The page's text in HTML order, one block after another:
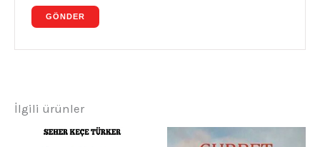
İlgili ürünler